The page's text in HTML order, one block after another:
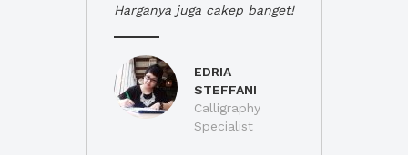
Harganya juga cakep banget!
EDRIA
STEFFANI
Calligraphy
Specialist